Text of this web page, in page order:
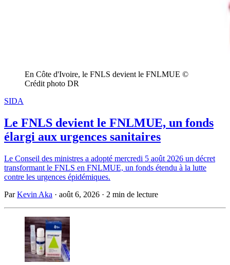
En Côte d'Ivoire, le FNLS devient le FNLMUE ©
Crédit photo DR
SIDA
Le FNLS devient le FNLMUE, un fonds
élargi aux urgences sanitaires
Le Conseil des ministres a adopté mercredi 5 août 2026 un décret
transformant le FNLS en FNLMUE, un fonds étendu à la lutte
contre les urgences épidémiques.
ParKevin Aka · août 6, 2026 · 2 min de lecture